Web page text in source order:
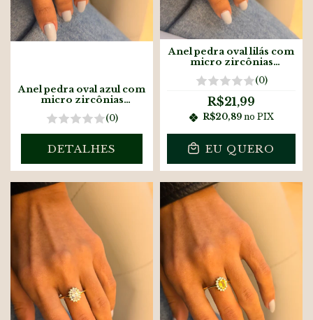
Anel pedra oval azul com
micro zircônias
(0)
DETALHES
Anel pedra oval lilás com
micro zircônias
(0)
R$21,99
R$20,89no PIX
EU QUERO